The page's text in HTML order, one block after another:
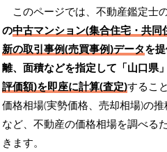
このページでは、不動産鑑定士
の中古マンション(集合住宅・共
新の取引事例(売買事例)データを
離、面積などを指定して「山口県
評価額)を即座に計算(査定)するこ
価格相場(実勢価格、売却相場)の
など、不動産の価格相場を調べる
きます。